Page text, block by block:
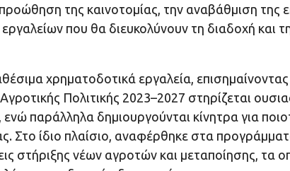
της καινοτομίας, την αναβάθμιση της
που θα διευκολύνουν τη διαδοχή και
χρηματοδοτικά εργαλεία,
Πολιτικής 2023–2027 στηρίζεται
παράλληλα δημιουργούνται κίνητρα για
Στο ίδιο πλαίσιο, αναφέρθηκε στα
στήριξης νέων αγροτών και μεταποίησης, τα